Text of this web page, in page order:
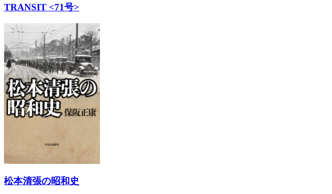
TRANSIT <71号>
松本清張の昭和史